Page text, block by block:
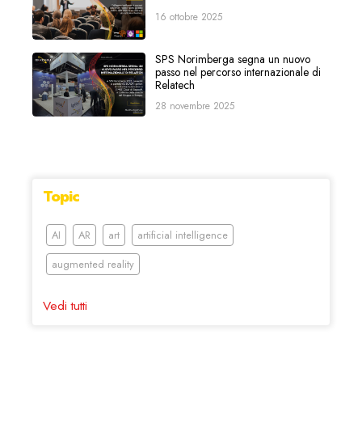
16 ottobre 2025
SPS Norimberga segna un nuovo
passo nel percorso internazionale di
Relatech
28 novembre 2025
Topic
AI AR art
artificial intelligence
augmented reality
Vedi tutti